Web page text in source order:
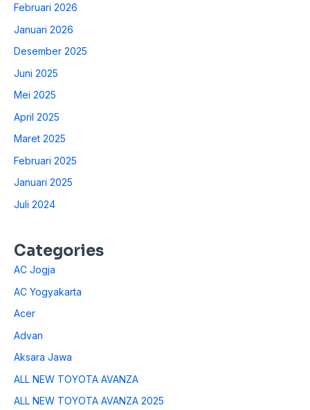
Februari 2026
Januari 2026
Desember 2025
Juni 2025
Mei 2025
April 2025
Maret 2025
Februari 2025
Januari 2025
Juli 2024
Categories
AC Jogja
AC Yogyakarta
Acer
Advan
Aksara Jawa
ALL NEW TOYOTA AVANZA
ALL NEW TOYOTA AVANZA 2025